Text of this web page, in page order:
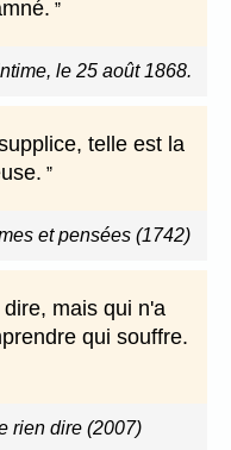
le 25 août 1868.
telle est la
et pensées (1742)
mais qui n'a
qui souffre.
rien dire (2007)